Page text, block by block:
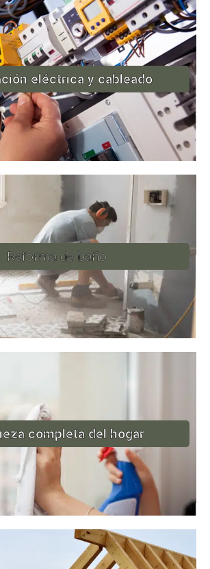
eléctrica y cableado
Reforma de baño
completa del hogar